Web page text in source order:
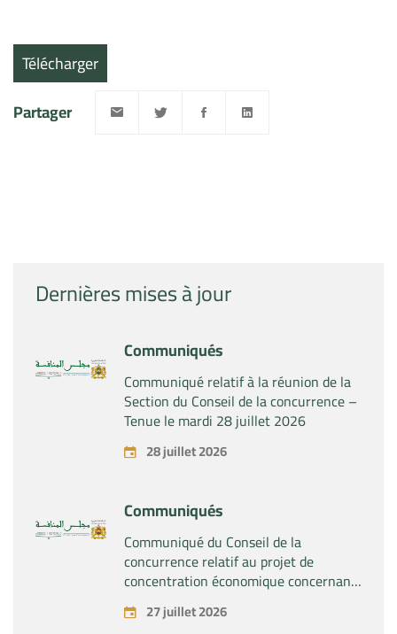
Dernières mises à jour
Communiqués
Communiqué relatif à la réunion de la
Section du Conseil de la concurrence –
Tenue le mardi 28 juillet 2026
28 juillet 2026
Communiqués
Communiqué du Conseil de la
concurrence relatif au projet de
concentration économique concernant
la prise du contrôle exclusif par la
société « Substipharm SAS » des actifs
27 juillet 2026
Télécharger
Partager